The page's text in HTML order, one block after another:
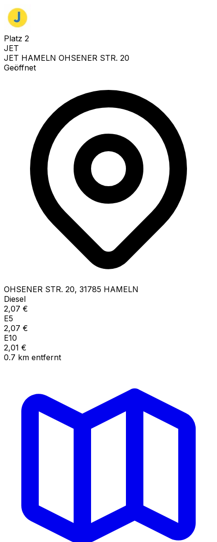
Platz 2
JET
JET HAMELN OHSENER STR. 20
Geöffnet
OHSENER STR. 20, 31785 HAMELN
Diesel
2,07 €
E5
2,07 €
E10
2,01 €
0.7 km entfernt